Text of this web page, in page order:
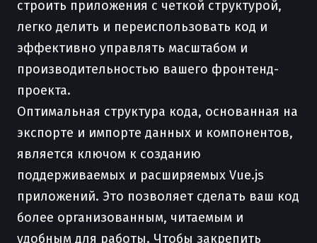
строить приложения с четкой структурой,
легко делить и переиспользовать код и
эффективно управлять масштабом и
производительностью вашего фронтенд-
проекта.
Оптимальная структура кода, основанная на
экспорте и импорте данных и компонентов,
является ключом к созданию
поддерживаемых и расширяемых Vue.js
приложений. Это позволяет сделать ваш код
более организованным, читаемым и
удобным для работы. Чтобы закрепить